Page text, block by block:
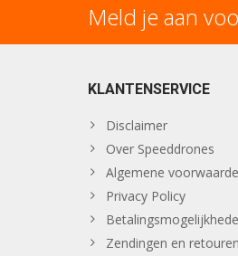
Meld je aan
KLANTENSERVICE
Disclaimer
Over Speeddrones
Algemene
Privacy Policy
Zendingen en retouren